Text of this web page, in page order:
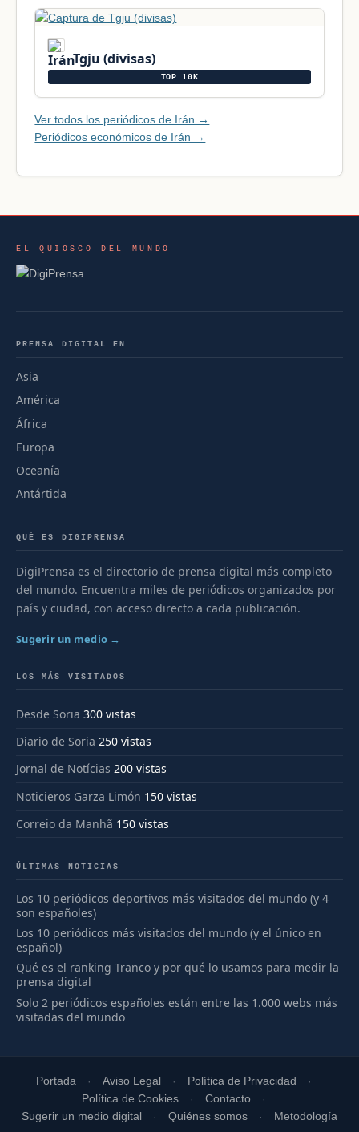
Tgju (divisas)
TOP 10K
Ver todos los periódicos de Irán →
Periódicos económicos de Irán →
EL QUIOSCO DEL MUNDO
PRENSA DIGITAL EN
Asia
América
África
Europa
Oceanía
Antártida
QUÉ ES DIGIPRENSA
DigiPrensa es el directorio de prensa digital más completo
del mundo. Encuentra miles de periódicos organizados por
país y ciudad, con acceso directo a cada publicación.
Sugerir un medio →
LOS MÁS VISITADOS
Desde Soria 300 vistas
Diario de Soria 250 vistas
Jornal de Notícias 200 vistas
Noticieros Garza Limón 150 vistas
Correio da Manhã 150 vistas
ÚLTIMAS NOTICIAS
Los 10 periódicos deportivos más visitados del mundo (y 4
son españoles)
Los 10 periódicos más visitados del mundo (y el único en
español)
Qué es el ranking Tranco y por qué lo usamos para medir la
prensa digital
Solo 2 periódicos españoles están entre las 1.000 webs más
visitadas del mundo
Portada Aviso Legal
Política de Privacidad
Política de Cookies
Contacto
Sugerir un medio digital
Quiénes somos Metodología